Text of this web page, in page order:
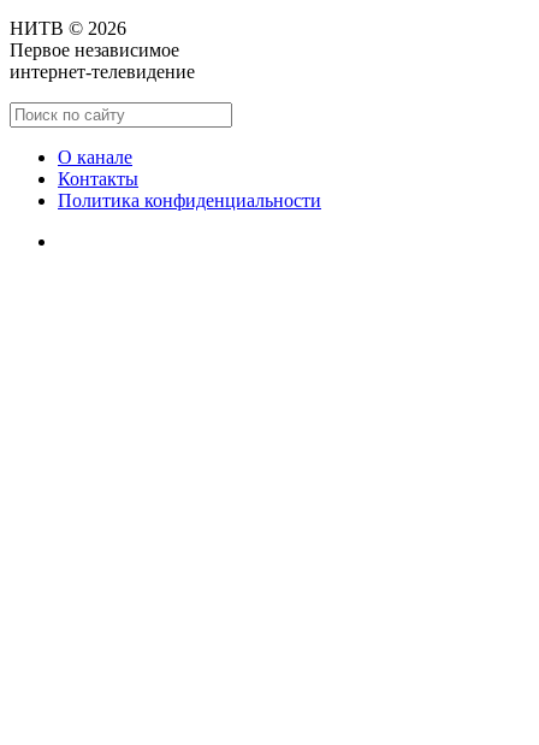
НИТВ © 2026
Первое независимое
интернет-телевидение
О канале
Контакты
Политика конфиденциальности